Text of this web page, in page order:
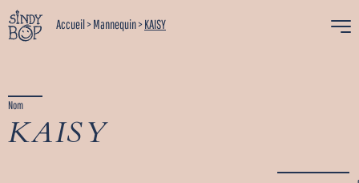
Accueil>Mannequin>KAISY
Nom
KAISY